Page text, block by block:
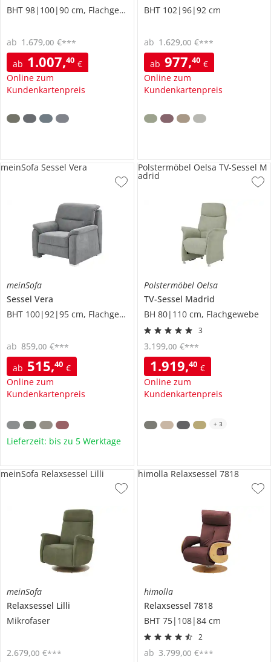
BHT 98|100|90 cm, Flachgewebe
ab 1.007,40 €
Online zum
Kundenkartenpreis
ab 1.679,00 €***
BHT 102|96|92 cm
ab 977,40 €
Online zum
Kundenkartenpreis
ab 1.629,00 €***
meinSofa
Sessel Vera
BHT 100|92|95 cm, Flachgewebe
ab 515,40 €
Online zum
Kundenkartenpreis
ab 859,00 €***
meinSofa Sessel Vera
Lieferzeit: bis zu 5 Werktage
Polstermöbel Oelsa
TV-Sessel Madrid
BH 80|110 cm, Flachgewebe
3
1.919,40 €
Online zum
Kundenkartenpreis
3.199,00 €***
Polstermöbel Oelsa TV-Sessel M
adrid
+ 3
meinSofa
Relaxsessel Lilli
Mikrofaser
2.679,00 €***
meinSofa Relaxsessel Lilli
himolla
Relaxsessel 7818
BHT 75|108|84 cm
2
ab 3.799,00 €***
himolla Relaxsessel 7818